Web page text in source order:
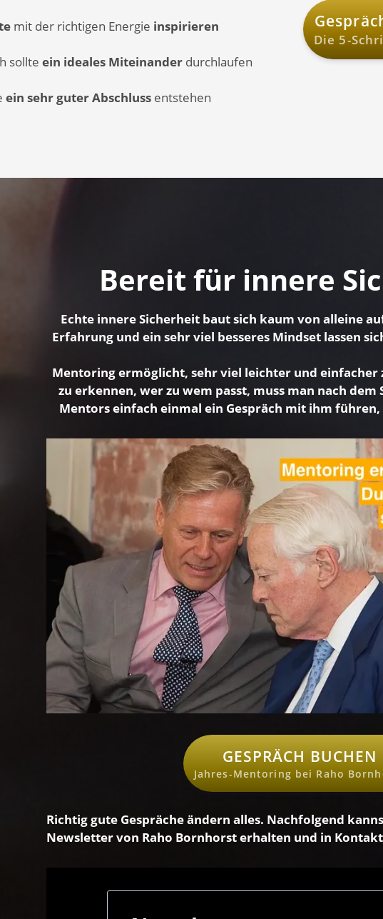
mit der richtigen Energie inspirieren
sollte ein ideales Miteinander durchlaufen
ein sehr guter Abschluss entstehen
Die 5-
Bereit für innere
Echte innere Sicherheit baut sich kaum von alleine
Erfahrung und ein sehr viel besseres Mindset lassen
Mentoring ermöglicht, sehr viel leichter und einfacher
zu erkennen, wer zu wem passt, muss man nach dem
Mentors einfach einmal ein Gespräch mit ihm führen,
GESPRÄCH BUCHEN
Jahres-Mentoring bei Raho
Richtig gute Gespräche ändern alles. Nachfolgend
Newsletter von Raho Bornhorst erhalten und in